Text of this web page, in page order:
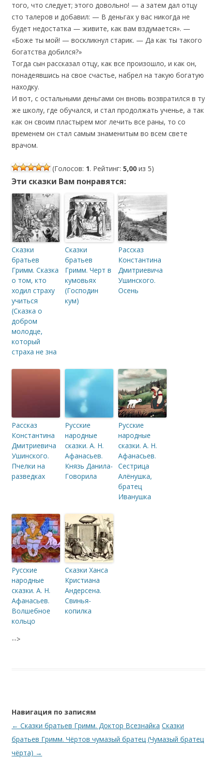
того, что следует; этого довольно! — а затем дал отцу
сто талеров и добавил: — В деньгах у вас никогда не
будет недостатка — живите, как вам вздумается». —
«Боже ты мой! — воскликнул старик. — Да как ты такого
богатства добился?»
Тогда сын рассказал отцу, как все произошло, и как он,
понадеявшись на свое счастье, набрел на такую богатую
находку.
И вот, с остальными деньгами он вновь возвратился в ту
же школу, где обучался, и стал продолжать ученье, а так
как он своим пластырем мог лечить все раны, то со
временем он стал самым знаменитым во всем свете
врачом.
(Голосов: 1. Рейтинг: 5,00 из 5)
Эти сказки Вам понравятся:
Сказки
братьев
Гримм. Сказка
о том, кто
ходил страху
учиться
(Сказка о
добром
молодце,
который
страха не зна
Сказки
братьев
Гримм. Черт в
кумовьях
(Господин
кум)
Рассказ
Константина
Дмитриевича
Ушинского.
Осень
Рассказ
Константина
Дмитриевича
Ушинского.
Пчелки на
разведках
Русские
народные
сказки. А. Н.
Афанасьев.
Князь Данила-
Говорила
Русские
народные
сказки. А. Н.
Афанасьев.
Сестрица
Алёнушка,
братец
Иванушка
Русские
народные
сказки. А. Н.
Афанасьев.
Волшебное
кольцо
Сказки Ханса
Кристиана
Андерсена.
Свинья-
копилка
-->
Навигация по записям
← Сказки братьев Гримм. Доктор Всезнайка Сказки
братьев Гримм. Чёртов чумазый братец (Чумазый братец
чёрта) →